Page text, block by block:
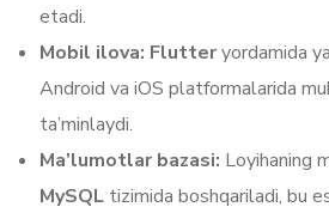
etadi.
Mobil ilova: Flutteryordamida
Android va iOS platformalarida
ta’minlaydi.
Ma’lumotlar bazasi: Loyihaning
MySQL tizimida boshqariladi, bu